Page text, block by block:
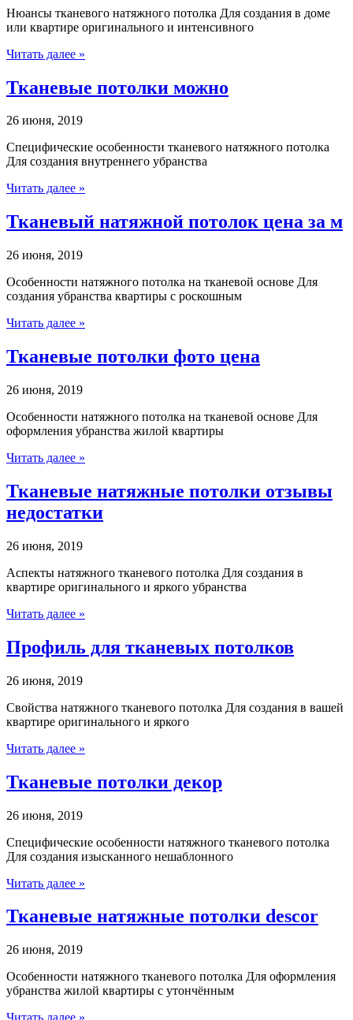
Нюансы тканевого натяжного потолка Для создания в доме
или квартире оригинального и интенсивного
Читать далее »
Тканевые потолки можно
26 июня, 2019
Специфические особенности тканевого натяжного потолка
Для создания внутреннего убранства
Читать далее »
Тканевый натяжной потолок цена за м
26 июня, 2019
Особенности натяжного потолка на тканевой основе Для
создания убранства квартиры с роскошным
Читать далее »
Тканевые потолки фото цена
26 июня, 2019
Особенности натяжного потолка на тканевой основе Для
оформления убранства жилой квартиры
Читать далее »
Тканевые натяжные потолки отзывы
недостатки
26 июня, 2019
Аспекты натяжного тканевого потолка Для создания в
квартире оригинального и яркого убранства
Читать далее »
Профиль для тканевых потолков
26 июня, 2019
Свойства натяжного тканевого потолка Для создания в вашей
квартире оригинального и яркого
Читать далее »
Тканевые потолки декор
26 июня, 2019
Специфические особенности натяжного тканевого потолка
Для создания изысканного нешаблонного
Читать далее »
Тканевые натяжные потолки descor
26 июня, 2019
Особенности натяжного тканевого потолка Для оформления
убранства жилой квартиры с утончённым